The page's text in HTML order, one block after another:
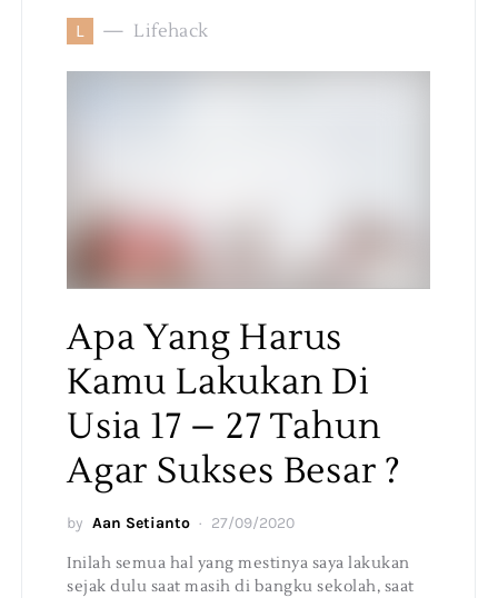
L Lifehack
Apa Yang Harus
Kamu Lakukan Di
Usia 17 – 27 Tahun
Agar Sukses Besar ?
by Aan Setianto 27/09/2020
Inilah semua hal yang mestinya saya lakukan
sejak dulu saat masih di bangku sekolah, saat